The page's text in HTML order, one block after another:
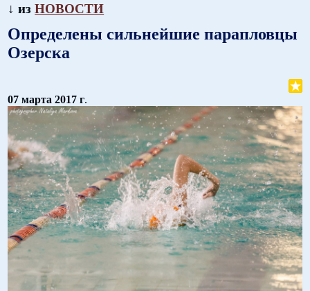
↓ изНОВОСТИ
Определены сильнейшие парапловцы
Озерска
07 марта 2017 г.